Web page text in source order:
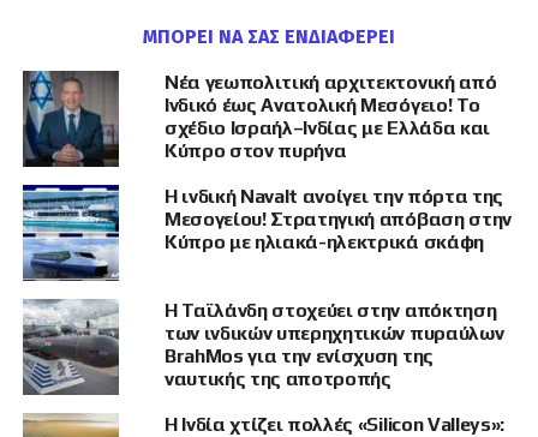
Επανεξέταση της
Συνεργασίας G7-
Ινδίας».
Η έκθεση της PHDCCI πρόσθεσε ότι με μέσο
ετήσιο ρυθμό ανάπτυξης του πραγματικού ΑΕΠ
πάνω από 8% από το 2021 έως το 2024, η Ινδία
έχει ξεπεράσει σταθερά όλες τις χώρες της G7:
Καναδά, Γαλλία, Γερμανία, Ιταλία, Ιαπωνία,
Ηνωμένο Βασίλειο και Ηνωμένες Πολιτείες.Οι
προβλέψεις του ΔΝΤ για το 2025 δείχνουν ότι η
Ινδία θα διατηρήσει αναπτυξιακή τροχιά πάνω
ΜΠΟΡΕΊ ΝΑ ΣΑΣ ΕΝΔΙΑΦΈΡΕΙ
Νέα γεωπολιτική αρχιτεκτονική από
Ινδικό έως Ανατολική Μεσόγειο! Το
σχέδιο Ισραήλ–Ινδίας με Ελλάδα και
Κύπρο στον πυρήνα
Η ινδική Navalt ανοίγει την πόρτα της
Μεσογείου! Στρατηγική απόβαση στην
Κύπρο με ηλιακά-ηλεκτρικά σκάφη
Η Ταϊλάνδη στοχεύει στην απόκτηση
των ινδικών υπερηχητικών πυραύλων
BrahMos για την ενίσχυση της
ναυτικής της αποτροπής
Η Ινδία χτίζει πολλές «Silicon Valleys»: